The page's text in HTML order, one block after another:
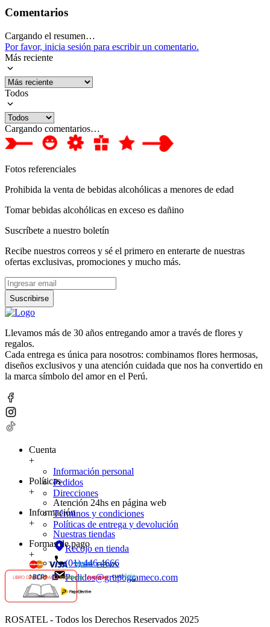
Comentarios
Cargando el resumen…
Por favor, inicia sesión para escribir un comentario.
Más reciente
Todos
Cargando comentarios…
Fotos referenciales
Prohibida la venta de bebidas alcohólicas a menores de edad
Tomar bebidas alcohólicas en exceso es dañino
Suscríbete a nuestro boletín
Recibe nuestros correos y sé el primero en enterarte de nuestras
ofertas exclusivas, promociones y mucho más.
Suscribirse
Llevamos más de 30 años entregando amor a través de flores y
regalos.
Cada entrega es única para nosotros: combinamos flores hermosas,
diseños exclusivos y una atención cuidada que nos ha convertido en
la marca símbolo del amor en el Perú.
Cuenta
+
Información personal
Pedidos
Direcciones
Políticas
+
Atención 24hs en página web
Términos y condiciones
Políticas de entrega y devolución
Información
+
Nuestras tiendas
Recojo en tienda
(01) 446 4666
Pedidos@grupogrameco.com
Formas de pago
+
ROSATEL - Todos los Derechos Reservados 2025